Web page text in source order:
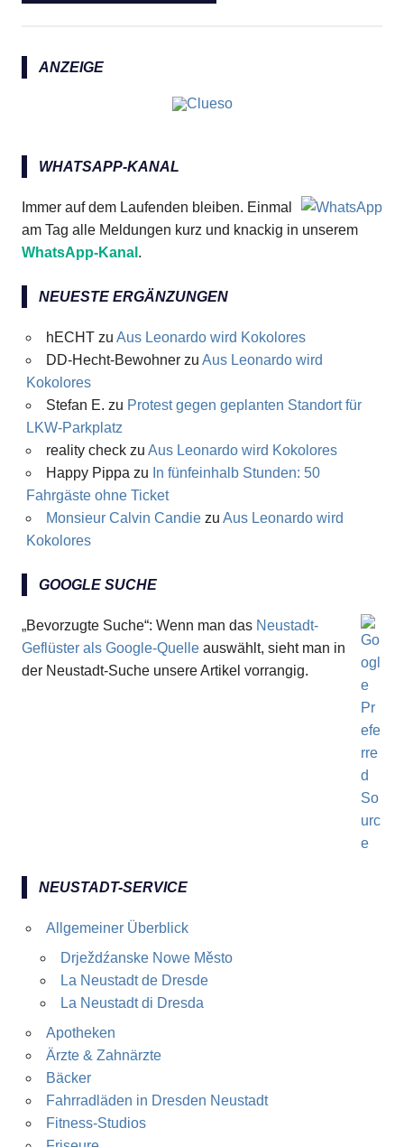
ANZEIGE
WHATSAPP-KANAL
Immer auf dem Laufenden bleiben. Einmal
am Tag alle Meldungen kurz und knackig in unserem
WhatsApp-Kanal .
NEUESTE ERGÄNZUNGEN
hECHTzu Aus Leonardo wird Kokolores
DD-Hecht-Bewohnerzu Aus Leonardo wird
Kokolores
Stefan E. zu Protest gegen geplanten Standort für
LKW-Parkplatz
reality checkzu Aus Leonardo wird Kokolores
Happy Pippa zu In fünfeinhalb Stunden: 50
Fahrgäste ohne Ticket
Monsieur Calvin Candiezu Aus Leonardo wird
Kokolores
GOOGLE SUCHE
„Bevorzugte Suche“: Wenn man das Neustadt-
Geflüster als Google-Quelle auswählt, sieht man in
der Neustadt-Suche unsere Artikel vorrangig.
NEUSTADT-SERVICE
Allgemeiner Überblick
Drježdźanske Nowe Město
La Neustadt de Dresde
La Neustadt di Dresda
Apotheken
Ärzte & Zahnärzte
Bäcker
Fahrradläden in Dresden Neustadt
Fitness-Studios